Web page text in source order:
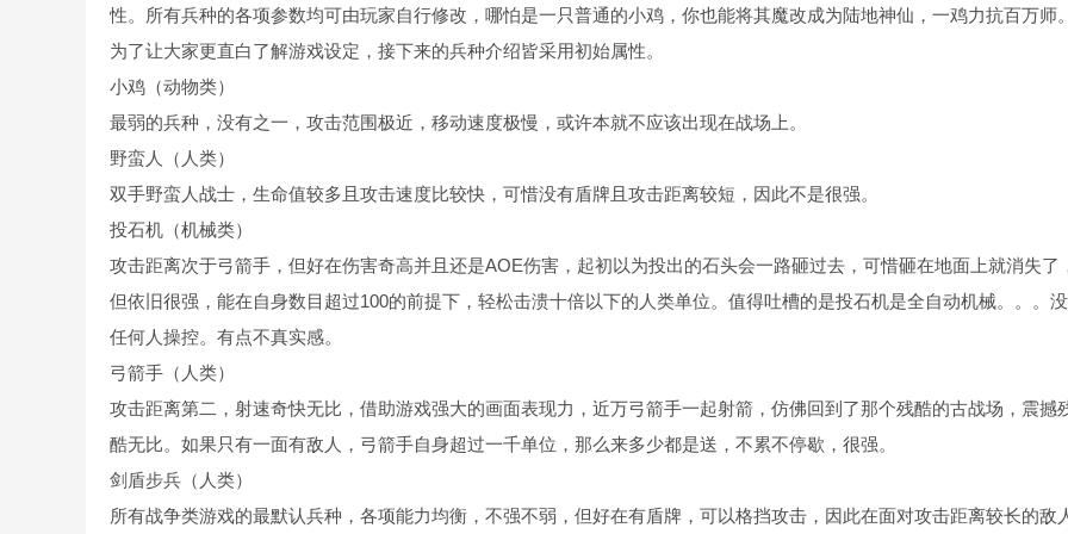
性。所有兵种的各项参数均可由玩家自行修改，哪怕是一只普通的小鸡，你也能将其魔改成为陆地神仙，一鸡力抗百万师。
为了让大家更直白了解游戏设定，接下来的兵种介绍皆采用初始属性。
小鸡（动物类）
最弱的兵种，没有之一，攻击范围极近，移动速度极慢，或许本就不应该出现在战场上。
野蛮人（人类）
双手野蛮人战士，生命值较多且攻击速度比较快，可惜没有盾牌且攻击距离较短，因此不是很强。
投石机（机械类）
攻击距离次于弓箭手，但好在伤害奇高并且还是AOE伤害，起初以为投出的石头会一路砸过去，可惜砸在地面上就消失了
但依旧很强，能在自身数目超过100的前提下，轻松击溃十倍以下的人类单位。值得吐槽的是投石机是全自动机械。。。
任何人操控。有点不真实感。
弓箭手（人类）
攻击距离第二，射速奇快无比，借助游戏强大的画面表现力，近万弓箭手一起射箭，仿佛回到了那个残酷的古战场，震撼
酷无比。如果只有一面有敌人，弓箭手自身超过一千单位，那么来多少都是送，不累不停歇，很强。
剑盾步兵（人类）
所有战争类游戏的最默认兵种，各项能力均衡，不强不弱，但好在有盾牌，可以格挡攻击，因此在面对攻击距离较长的敌